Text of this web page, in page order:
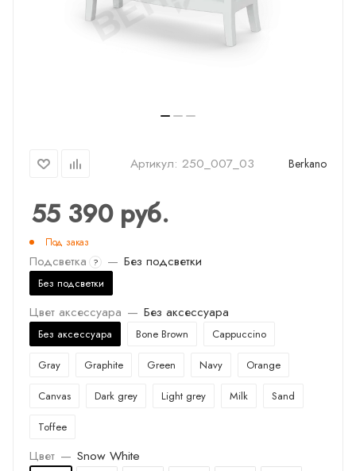
Артикул: 250_007_03 Berkano
55 390руб.
Под заказ
Подсветка ? — Без подсветки
Без подсветки
Цвет аксессуара — Без аксессуара
Без аксессуара Bone Brown Cappuccino
Gray Graphite Green Navy Orange
Canvas Dark grey Light grey Milk Sand
Toffee
Цвет — Snow White